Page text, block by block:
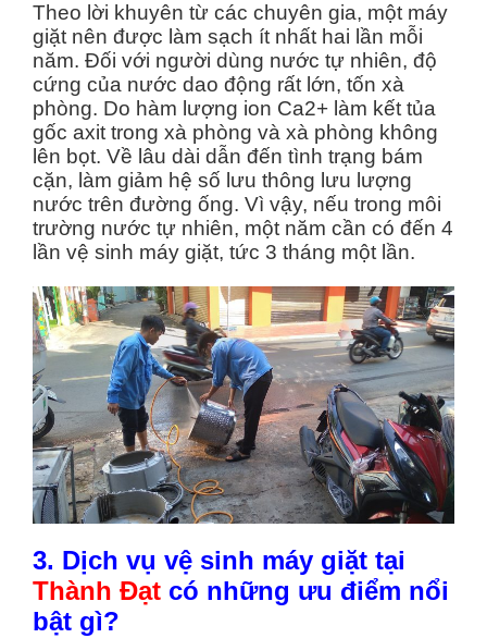
Theo lời khuyên từ các chuyên gia, một máy
giặt nên được làm sạch ít nhất hai lần mỗi
năm. Đối với người dùng nước tự nhiên, độ
cứng của nước dao động rất lớn, tốn xà
phòng. Do hàm lượng ion Ca2+ làm kết tủa
gốc axit trong xà phòng và xà phòng không
lên bọt. Về lâu dài dẫn đến tình trạng bám
cặn, làm giảm hệ số lưu thông lưu lượng
nước trên đường ống. Vì vậy, nếu trong môi
trường nước tự nhiên, một năm cần có đến 4
lần vệ sinh máy giặt, tức 3 tháng một lần.
3. Dịch vụ vệ sinh máy giặt tại
Thành Đạt có những ưu điểm nổi
bật gì?